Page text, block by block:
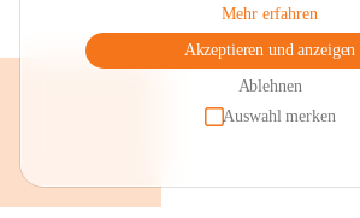
Mehr erfahren
Akzeptieren und anzeigen
Ablehnen
Auswahl merken